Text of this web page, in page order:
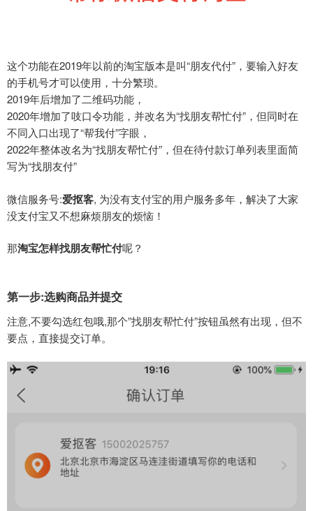
这个功能在2019年以前的淘宝版本是叫“朋友代付”，要输入好友
的手机号才可以使用，十分繁琐。
2019年后增加了二维码功能，
2020年增加了吱口令功能，并改名为“找朋友帮忙付”，但同时在
不同入口出现了“帮我付”字眼，
2022年整体改名为“找朋友帮忙付”，但在待付款订单列表里面简
写为“找朋友付”
微信服务号:爱抠客, 为没有支付宝的用户服务多年，解决了大家
没支付宝又不想麻烦朋友的烦恼！
那淘宝怎样找朋友帮忙付呢？
第一步:选购商品并提交
注意,不要勾选红包哦,那个”找朋友帮忙付”按钮虽然有出现，但不
要点，直接提交订单。